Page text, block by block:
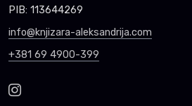
PIB: 113644269
info@knjizara-aleksandrija.com
+381 69 4900-399